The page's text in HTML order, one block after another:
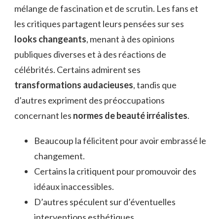
mélange de fascination et de scrutin. Les fans et
les critiques partagent leurs pensées sur ses
looks changeants, menant à des opinions
publiques diverses et à des réactions de
célébrités. Certains admirent ses
transformations audacieuses, tandis que
d’autres expriment des préoccupations
concernant les normes de beauté irréalistes.
Beaucoup la félicitent pour avoir embrassé le
changement.
Certains la critiquent pour promouvoir des
idéaux inaccessibles.
D’autres spéculent sur d’éventuelles
interventions esthétiques.